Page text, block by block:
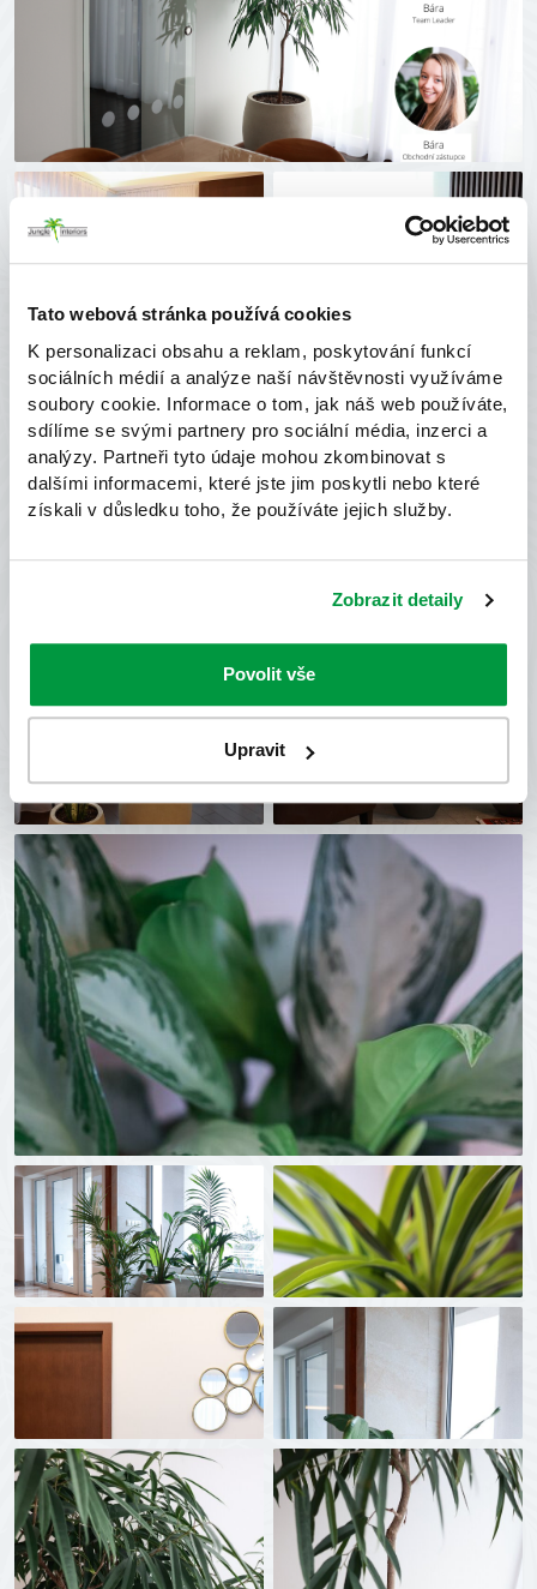
Tato webová stránka používá cookies
K personalizaci obsahu a reklam, poskytování funkcí
sociálních médií a analýze naší návštěvnosti využíváme
soubory cookie. Informace o tom, jak náš web používáte,
sdílíme se svými partnery pro sociální média, inzerci a
analýzy. Partneři tyto údaje mohou zkombinovat s
dalšími informacemi, které jste jim poskytli nebo které
získali v důsledku toho, že používáte jejich služby.
Zobrazit detaily
Povolit vše
Upravit